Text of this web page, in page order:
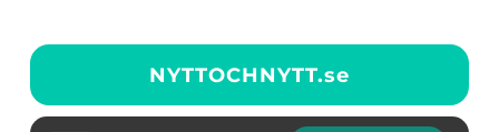
NYTTOCHNYTT.se